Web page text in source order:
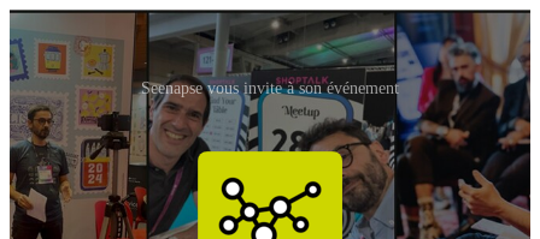
Seenapse vous invite à son événement